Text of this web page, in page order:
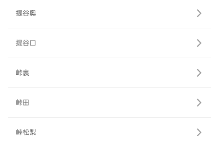
提谷奥
提谷口
峠裏
峠田
峠松梨